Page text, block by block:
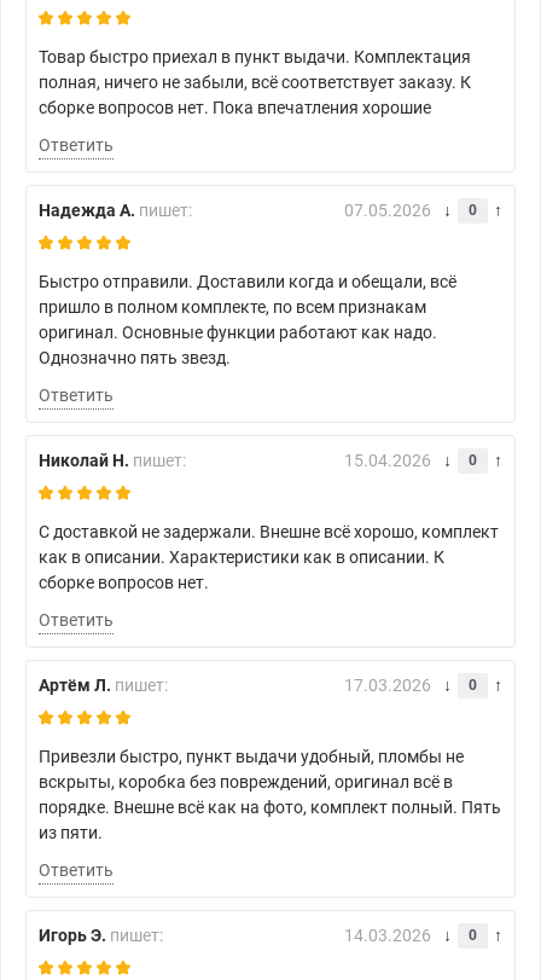
Товар быстро приехал в пункт выдачи. Комплектация
полная, ничего не забыли, всё соответствует заказу. К
сборке вопросов нет. Пока впечатления хорошие
Ответить
Надежда А. пишет: 07.05.2026 0
Быстро отправили. Доставили когда и обещали, всё
пришло в полном комплекте, по всем признакам
оригинал. Основные функции работают как надо.
Однозначно пять звезд.
Ответить
Николай Н. пишет: 15.04.2026 0
С доставкой не задержали. Внешне всё хорошо, комплект
как в описании. Характеристики как в описании. К
сборке вопросов нет.
Ответить
Артём Л. пишет: 17.03.2026 0
Привезли быстро, пункт выдачи удобный, пломбы не
вскрыты, коробка без повреждений, оригинал всё в
порядке. Внешне всё как на фото, комплект полный. Пять
из пяти.
Ответить
Игорь Э. пишет: 14.03.2026 0